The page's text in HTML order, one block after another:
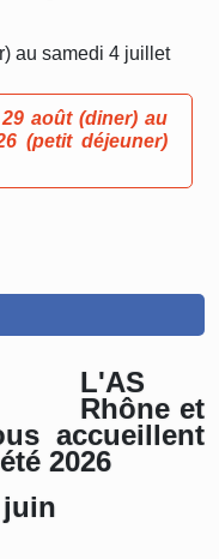
au samedi 4 juillet
août (diner) au
(petit déjeuner)
L'AS
Rhône et
accueillent
2026
juin